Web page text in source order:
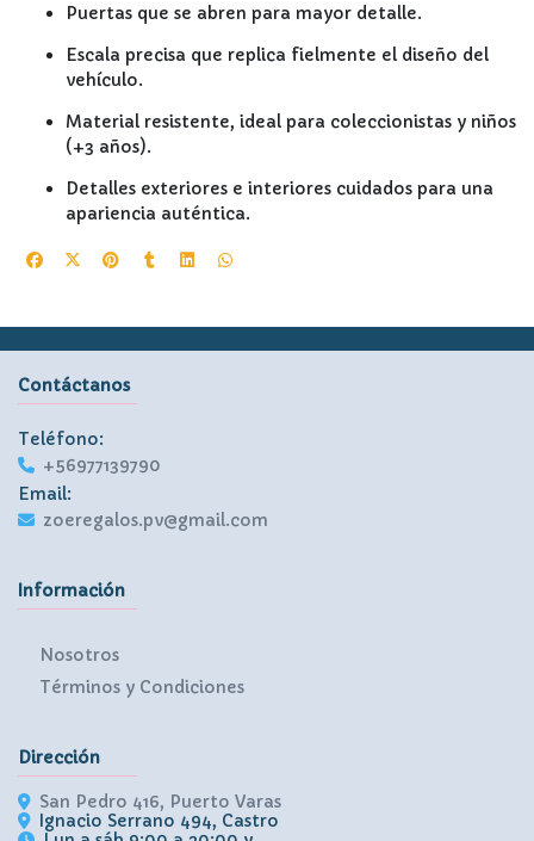
Puertas que se abren para mayor detalle.
Escala precisa que replica fielmente el diseño del
vehículo.
Material resistente, ideal para coleccionistas y niños
(+3 años).
Detalles exteriores e interiores cuidados para una
apariencia auténtica.
Contáctanos
Teléfono:
+56977139790
Email:
zoeregalos.pv@gmail.com
Información
Nosotros
Términos y Condiciones
Dirección
San Pedro 416, Puerto Varas
Ignacio Serrano 494, Castro